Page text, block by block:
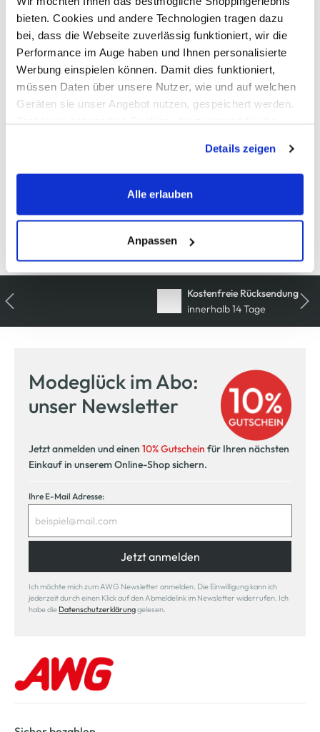
bieten. Cookies und andere Technologien tragen dazu
bei, dass die Webseite zuverlässig funktioniert, wir die
Performance im Auge haben und Ihnen personalisierte
Werbung einspielen können. Damit dies funktioniert,
müssen Daten über unsere Nutzer, wie und auf welchen
Geräten sie unser Angebot nutzen, gespeichert werden.
werden, werden bei der Nutzung der Webseite auf jeden
Fall gesetzt. Cookies von Drittanbietern für Analyse- oder
Trackingzwecke werden nur dann aktiviert, wenn Sie das
erlauben" bzw. "Alle erlauben" klicken. Mehr dazu
(einschließlich der Möglichkeit, die Einwilligungserklärung
zu ändern oder zu widerrufen) erfahren Sie in unserem
Cookie-Hinweisbzw. derDatenschutzerklärung.
Details zeigen
Alle erlauben
Anpassen
AWG Artikelnummer
915795-bunt-1
Material
Außenmaterial: 100% Baumwolle
Details zur Produktsicherheit anzeigen
Kostenfreie Rücksendung
innerhalb 14 Tage
Modeglück im Abo:
unser Newsletter
Jetzt anmelden und einen 10% Gutschein für Ihren nächsten
Einkauf in unserem Online-Shop sichern.
Ihre E-Mail Adresse:
Jetzt anmelden
Ich möchte mich zum AWG Newsletter anmelden. Die Einwilligung kann ich
jederzeit durch einen Klick auf den Abmeldelink im Newsletter widerrufen. Ich
habe die Datenschutzerklärunggelesen.